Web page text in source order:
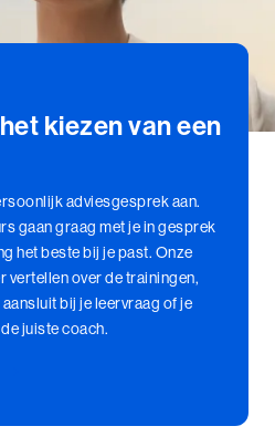
kiezen van een
adviesgesprek aan.
gaan graag met je in gesprek
het beste bij je past. Onze
vertellen over de trainingen,
bij je leervraag of je
juiste coach.